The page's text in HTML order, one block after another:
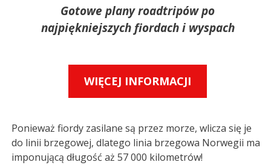
Gotowe plany roadtripów po
najpiękniejszych fiordach i wyspach
WIĘCEJ INFORMACJI
Ponieważ fiordy zasilane są przez morze, wlicza się je
do linii brzegowej, dlatego linia brzegowa Norwegii ma
imponującą długość aż 57 000 kilometrów!